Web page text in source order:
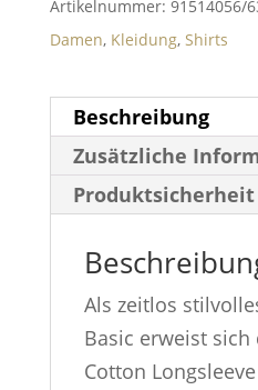
Artikelnummer: 91514056/
Damen, Kleidung, Shirts
Beschreibung
Zusätzliche
Produktsicherheit
Als zeitlos
Basic erweist sich
Cotton